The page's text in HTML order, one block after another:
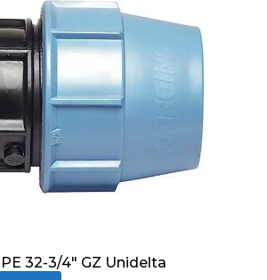
32-3/4" GZ Unidelta